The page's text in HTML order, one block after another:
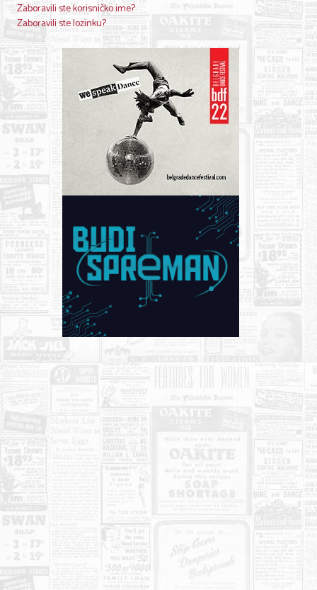
Zaboravili ste korisničko ime?
Zaboravili ste lozinku?